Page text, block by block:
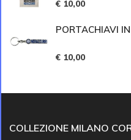
€ 10,00
PORTACHIAVI
€ 10,00
COLLEZIONE MILANO